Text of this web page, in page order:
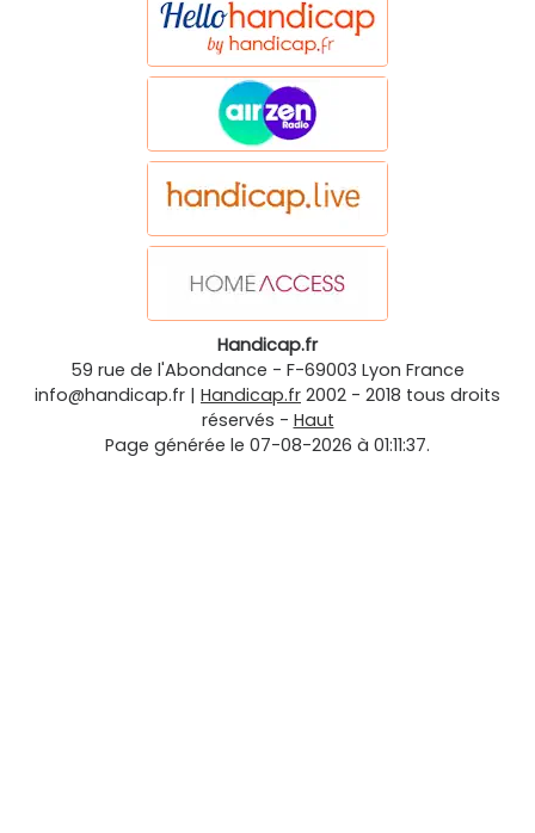
Handicap.fr
59 rue de l'Abondance - F-69003 Lyon France
info@handicap.fr | Handicap.fr 2002 - 2018 tous droits
réservés - Haut
Page générée le 07-08-2026 à 01:11:37.